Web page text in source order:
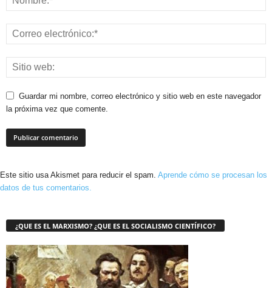
Guardar mi nombre, correo electrónico y sitio web en este navegador
la próxima vez que comente.
Este sitio usa Akismet para reducir el spam. Aprende cómo se procesan los
datos de tus comentarios.
¿QUE ES EL MARXISMO? ¿QUE ES EL SOCIALISMO CIENTÍFICO?